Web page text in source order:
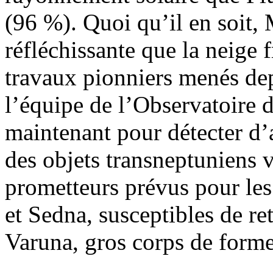
(96 %). Quoi qu’il en soit,
réfléchissante que la neige
travaux pionniers menés
l’équipe de l’Observatoire
maintenant pour détecter
des objets transneptuniens
prometteurs prévus pour
et Sedna, susceptibles de
Varuna, gros corps de